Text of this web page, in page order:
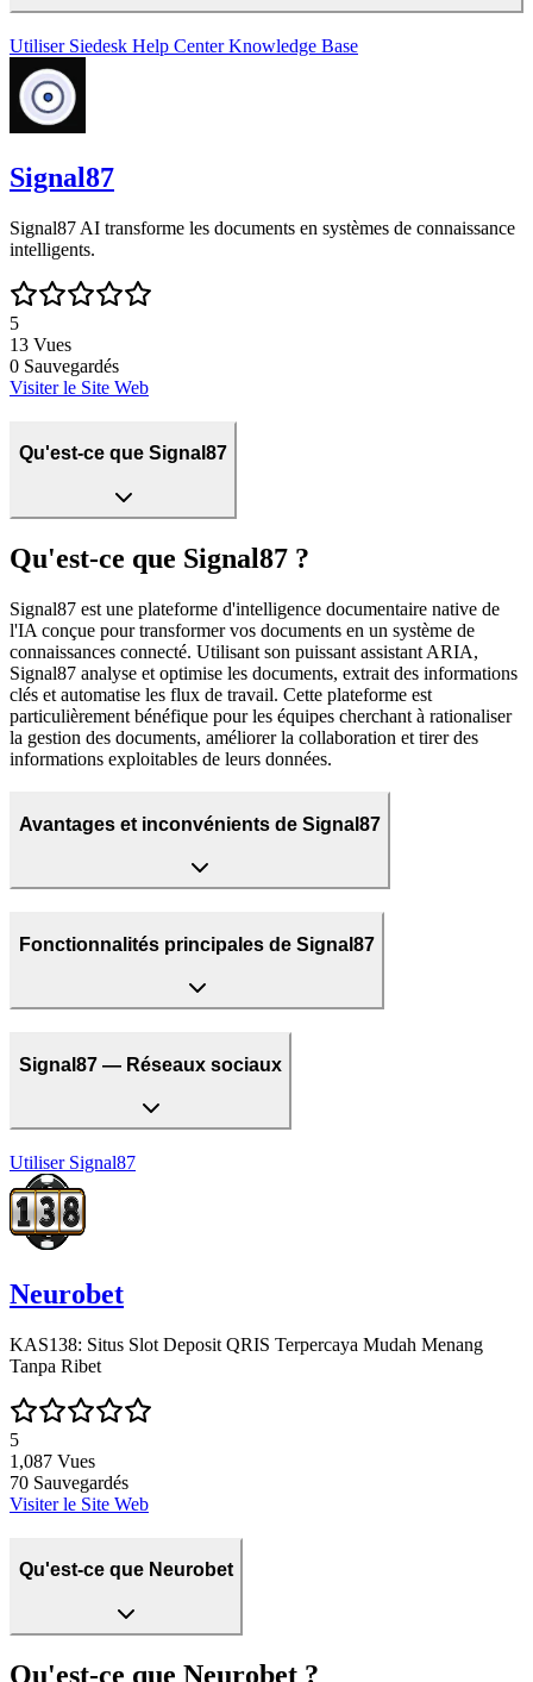
Utiliser Siedesk Help Center Knowledge Base
Signal87
Signal87 AI transforme les documents en systèmes de connaissance
intelligents.
5
13 Vues
0 Sauvegardés
Visiter le Site Web
Qu'est-ce que Signal87
Qu'est-ce que Signal87 ?
Signal87 est une plateforme d'intelligence documentaire native de
l'IA conçue pour transformer vos documents en un système de
connaissances connecté. Utilisant son puissant assistant ARIA,
Signal87 analyse et optimise les documents, extrait des informations
clés et automatise les flux de travail. Cette plateforme est
particulièrement bénéfique pour les équipes cherchant à rationaliser
la gestion des documents, améliorer la collaboration et tirer des
informations exploitables de leurs données.
Avantages et inconvénients de Signal87
Fonctionnalités principales de Signal87
Signal87 — Réseaux sociaux
Utiliser Signal87
Neurobet
KAS138: Situs Slot Deposit QRIS Terpercaya Mudah Menang
Tanpa Ribet
5
1,087 Vues
70 Sauvegardés
Visiter le Site Web
Qu'est-ce que Neurobet
Qu'est-ce que Neurobet ?